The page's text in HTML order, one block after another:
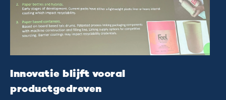
Innovatie blijft vooral
productgedreven